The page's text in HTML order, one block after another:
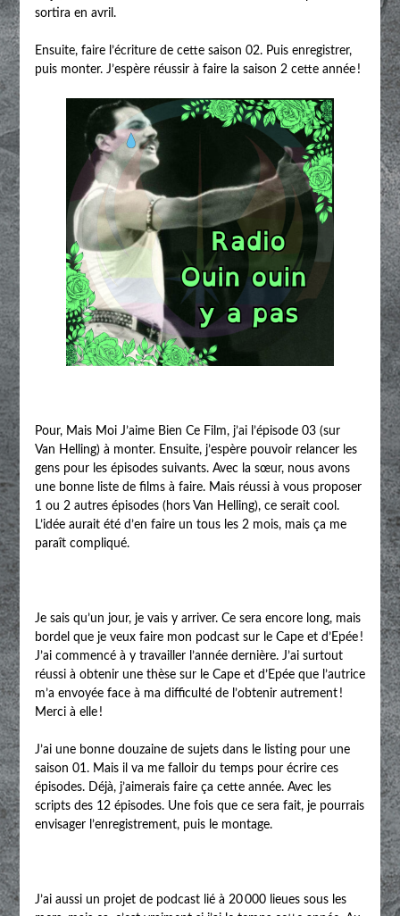
sortira en avril.
Ensuite, faire l’écriture de cette saison 02. Puis enregistrer,
puis monter. J’espère réussir à faire la saison 2 cette année !
Pour, Mais Moi J’aime Bien Ce Film, j’ai l’épisode 03 (sur
Van Helling) à monter. Ensuite, j’espère pouvoir relancer les
gens pour les épisodes suivants. Avec la sœur, nous avons
une bonne liste de films à faire. Mais réussi à vous proposer
1 ou 2 autres épisodes (hors Van Helling), ce serait cool.
L’idée aurait été d’en faire un tous les 2 mois, mais ça me
paraît compliqué.
Je sais qu’un jour, je vais y arriver. Ce sera encore long, mais
bordel que je veux faire mon podcast sur le Cape et d’Epée !
J’ai commencé à y travailler l’année dernière. J’ai surtout
réussi à obtenir une thèse sur le Cape et d’Epée que l’autrice
m’a envoyée face à ma difficulté de l’obtenir autrement !
Merci à elle !
J’ai une bonne douzaine de sujets dans le listing pour une
saison 01. Mais il va me falloir du temps pour écrire ces
épisodes. Déjà, j’aimerais faire ça cette année. Avec les
scripts des 12 épisodes. Une fois que ce sera fait, je pourrais
envisager l’enregistrement, puis le montage.
J’ai aussi un projet de podcast lié à 20 000 lieues sous les